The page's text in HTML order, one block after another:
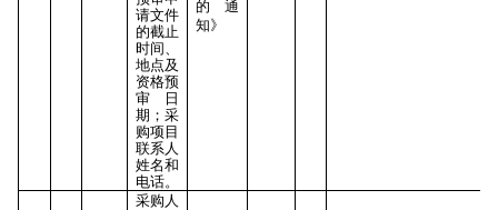
请文件
的截止
时间、
地点及
资格预
审日
期；采
购项目
联系人
姓名和
电话。
的通
知》
采购人